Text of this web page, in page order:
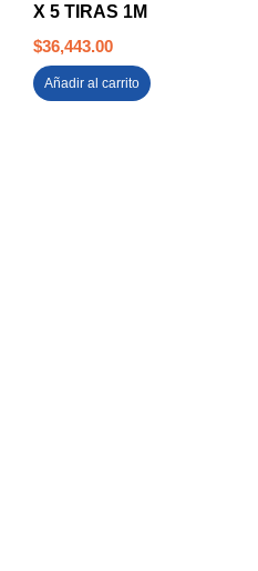
X 5 TIRAS 1M
$36,443.00
Añadir al carrito